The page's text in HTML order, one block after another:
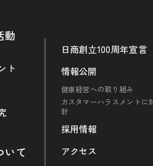
動
ト
いて
日商創立100周年宣言
情報公開
健康経営への取り組み
カスタマーハラスメントに
針
採用情報
アクセス